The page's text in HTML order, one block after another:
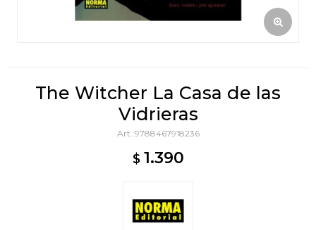
The Witcher La Casa de las
Vidrieras
9788467918236
$ 1.390